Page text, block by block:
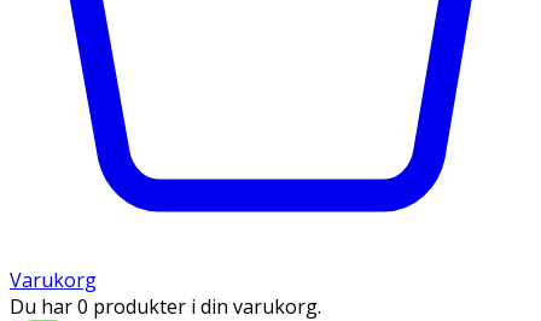
Varukorg
Du har 0 produkter i din varukorg.